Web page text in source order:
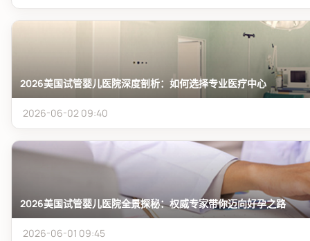
2026美国试管婴儿医院深度剖析：如何选择专业医疗中心
2026-06-02 09:40
2026美国试管婴儿医院全景探秘：权威专家带你迈向好孕之路
2026-06-01 09:45